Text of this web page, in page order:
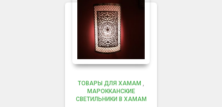
ТОВАРЫ ДЛЯ ХАМАМ ,
МАРОККАНСКИЕ
СВЕТИЛЬНИКИ В ХАМАМ